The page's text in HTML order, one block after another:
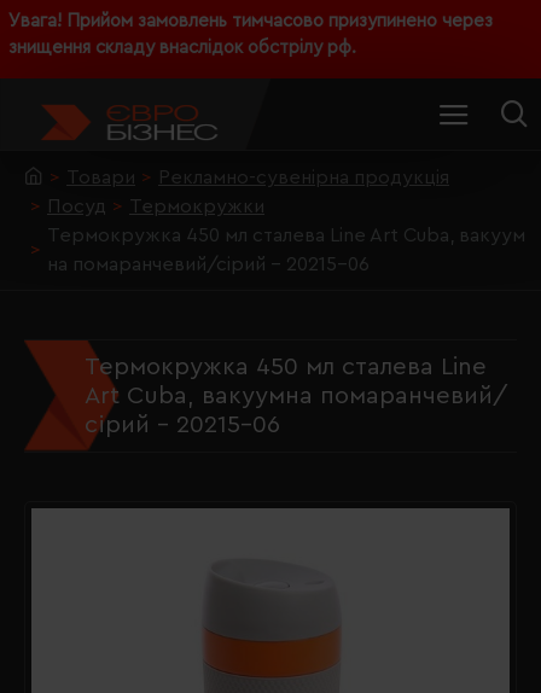
Увага! Прийом замовлень тимчасово призупинено через
знищення складу внаслідок обстрілу рф.
Товари
Рекламно-сувенірна продукція
Посуд
Термокружки
Термокружка 450 мл сталева Line Art Cuba, вакуум
на помаранчевий/сірий - 20215-06
Термокружка 450 мл сталева Line
Art Cuba, вакуумна помаранчевий/
сірий - 20215-06